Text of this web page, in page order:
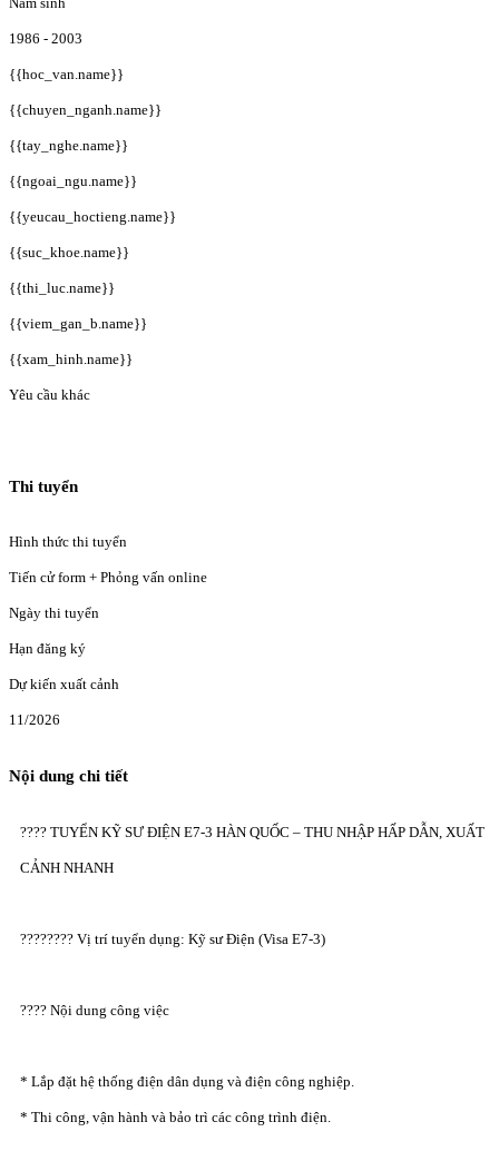
1986 - 2003
{{hoc_van.name}}
{{chuyen_nganh.name}}
{{tay_nghe.name}}
{{ngoai_ngu.name}}
{{yeucau_hoctieng.name}}
{{suc_khoe.name}}
{{thi_luc.name}}
{{viem_gan_b.name}}
{{xam_hinh.name}}
Yêu cầu khác
Thi tuyển
Hình thức thi tuyển
Tiến cử form + Phỏng vấn online
Ngày thi tuyển
Hạn đăng ký
Dự kiến xuất cảnh
11/2026
Nội dung chi tiết
???? TUYỂN KỸ SƯ ĐIỆN E7-3 HÀN QUỐC – THU NHẬP HẤP DẪN, XUẤT
CẢNH NHANH
???????? Vị trí tuyển dụng: Kỹ sư Điện (Visa E7-3)
???? Nội dung công việc
* Lắp đặt hệ thống điện dân dụng và điện công nghiệp.
* Thi công, vận hành và bảo trì các công trình điện.